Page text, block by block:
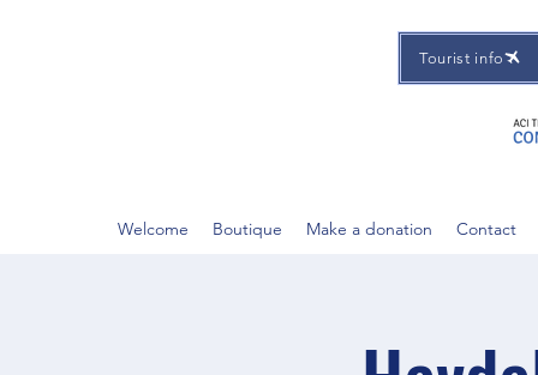
Tourist info
Welcome Boutique Make a donation Contact